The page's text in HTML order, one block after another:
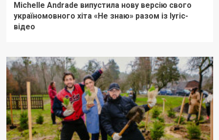
Michelle Andrade випустила нову версію свого
україномовного хіта «Не знаю» разом із lyric-
відео